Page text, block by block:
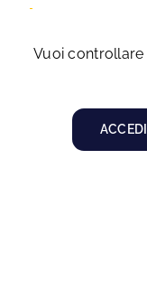
Vuoi controllare